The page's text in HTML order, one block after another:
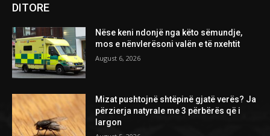
DITORE
Nëse keni ndonjë nga këto sëmundje,
mos e nënvlerësoni valën e të nxehtit
August 6, 2026
Mizat pushtojnë shtëpinë gjatë verës? Ja
përzierja natyrale me 3 përbërës që i
largon